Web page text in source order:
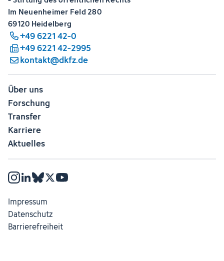
Im Neuenheimer Feld 280
69120 Heidelberg
+49 6221 42-0
+49 6221 42-2995
kontakt@dkfz.de
Über uns
Forschung
Transfer
Karriere
Aktuelles
Impressum
Datenschutz
Barrierefreiheit